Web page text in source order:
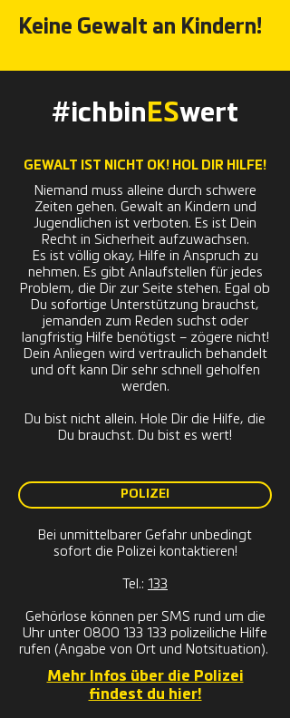
Keine Gewalt an Kindern!
#ichbinESwert
GEWALT IST NICHT OK! HOL DIR HILFE!
Niemand muss alleine durch schwere
Zeiten gehen. Gewalt an Kindern und
Jugendlichen ist verboten. Es ist Dein
Recht in Sicherheit aufzuwachsen.
Es ist völlig okay, Hilfe in Anspruch zu
nehmen. Es gibt Anlaufstellen für jedes
Problem, die Dir zur Seite stehen. Egal ob
Du sofortige Unterstützung brauchst,
jemanden zum Reden suchst oder
langfristig Hilfe benötigst – zögere nicht!
Dein Anliegen wird vertraulich behandelt
und oft kann Dir sehr schnell geholfen
werden.
Du bist nicht allein. Hole Dir die Hilfe, die
Du brauchst. Du bist es wert!
POLIZEI
Bei unmittelbarer Gefahr unbedingt
sofort die Polizei kontaktieren!
Tel.: 133
Gehörlose können per SMS rund um die
Uhr unter 0800 133 133 polizeiliche Hilfe
rufen (Angabe von Ort und Notsituation).
Mehr Infos über die Polizei
findest du hier!